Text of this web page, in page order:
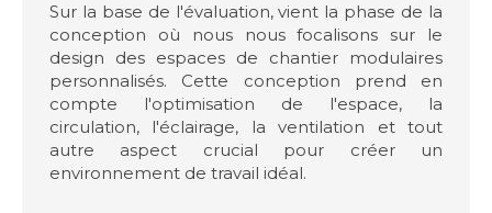
Sur la base de l'évaluation, vient la phase de la
conception où nous nous focalisons sur le
design des espaces de chantier modulaires
personnalisés. Cette conception prend en
compte l'optimisation de l'espace, la
circulation, l'éclairage, la ventilation et tout
autre aspect crucial pour créer un
environnement de travail idéal.